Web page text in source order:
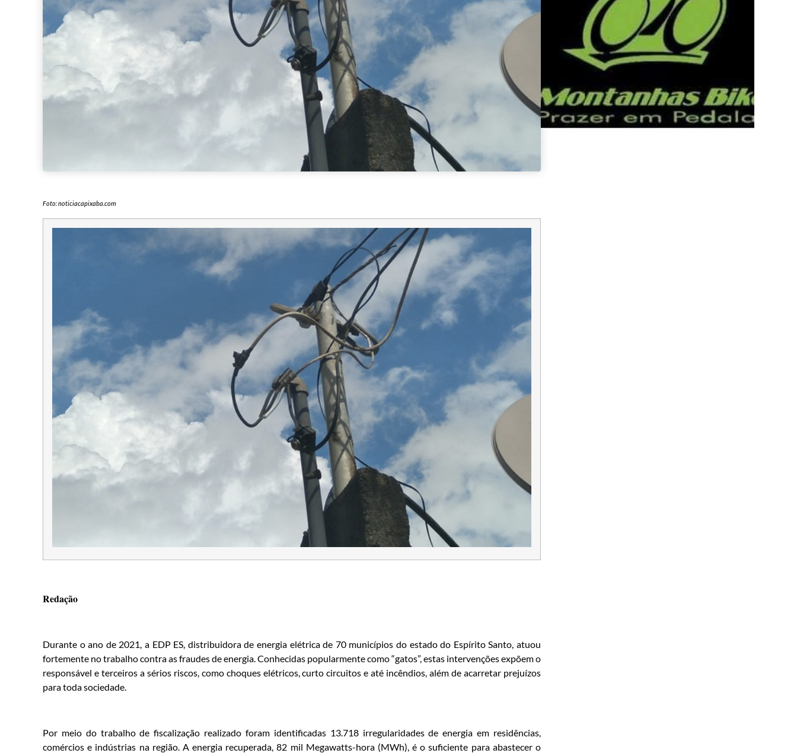
Foto: noticiacapixaba.com
Redação
Durante o ano de 2021, a EDP ES, distribuidora de energia elétrica de 70 municípios do estado do Espírito Santo, atuou
fortemente no trabalho contra as fraudes de energia. Conhecidas popularmente como “gatos”, estas intervenções expõem o
responsável e terceiros a sérios riscos, como choques elétricos, curto circuitos e até incêndios, além de acarretar prejuízos
para toda sociedade.
Por meio do trabalho de fiscalização realizado foram identificadas 13.718 irregularidades de energia em residências,
comércios e indústrias na região. A energia recuperada, 82 mil Megawatts-hora (MWh), é o suficiente para abastecer o